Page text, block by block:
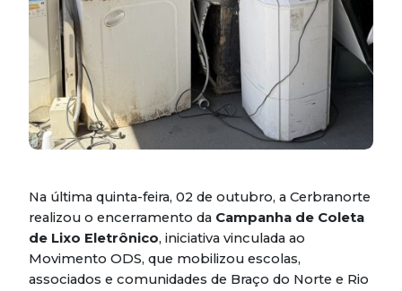
Na última quinta-feira, 02 de outubro, a Cerbranorte
realizou o encerramento da Campanha de Coleta
de Lixo Eletrônico, iniciativa vinculada ao
Movimento ODS, que mobilizou escolas,
associados e comunidades de Braço do Norte e Rio